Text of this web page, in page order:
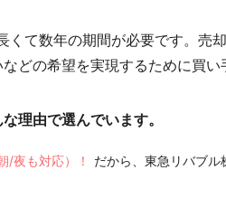
くて数年の期間が必要です。売
どの希望を実現するために買
理由で選んでいます。
/夜も対応）！ だから、東急リバブ